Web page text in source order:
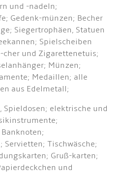
und -nadeln;
Gedenk-münzen; Becher
Siegertrophäen, Statuen
Spielscheiben
cher und Zigarettenetuis;
Münzen;
Medaillen; alle
aus Edelmetall;
elektrische und
Servietten; Tischwäsche;
Gruß-karten;
und